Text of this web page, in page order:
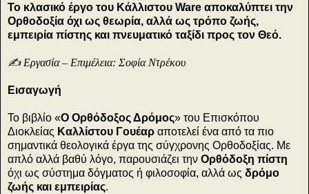
Το κλασικό έργο του Κάλλιστου Ware αποκαλύπτει την
Ορθοδοξία όχι ως θεωρία, αλλά ως τρόπο ζωής,
εμπειρία πίστης και πνευματικό ταξίδι προς τον Θεό.
✍️ Εργασία – Επιμέλεια: Σοφία Ντρέκου
Εισαγωγή
Το βιβλίο «Ο Ορθόδοξος Δρόμος» του Επισκόπου
Διοκλείας Καλλίστου Γουέαρ αποτελεί ένα από τα πιο
σημαντικά θεολογικά έργα της σύγχρονης Ορθοδοξίας. Με
απλό αλλά βαθύ λόγο, παρουσιάζει την Ορθόδοξη πίστη
όχι ως σύστημα δόγματος ή φιλοσοφία, αλλά ως δρόμο
ζωής και εμπειρίας.